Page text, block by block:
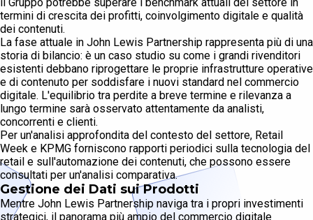
termini di crescita dei profitti, coinvolgimento digitale e qualità
dei contenuti.
La fase attuale in John Lewis Partnership rappresenta più di una
storia di bilancio: è un caso studio su come i grandi rivenditori
esistenti debbano riprogettare le proprie infrastrutture operative
e di contenuto per soddisfare i nuovi standard nel commercio
digitale. L'equilibrio tra perdite a breve termine e rilevanza a
lungo termine sarà osservato attentamente da analisti,
concorrenti e clienti.
Per un'analisi approfondita del contesto del settore, Retail
Week e KPMG forniscono rapporti periodici sulla tecnologia del
retail e sull'automazione dei contenuti, che possono essere
consultati per un'analisi comparativa.
Gestione dei Dati sui Prodotti
Mentre John Lewis Partnership naviga tra i propri investimenti
strategici, il panorama più ampio del commercio digitale